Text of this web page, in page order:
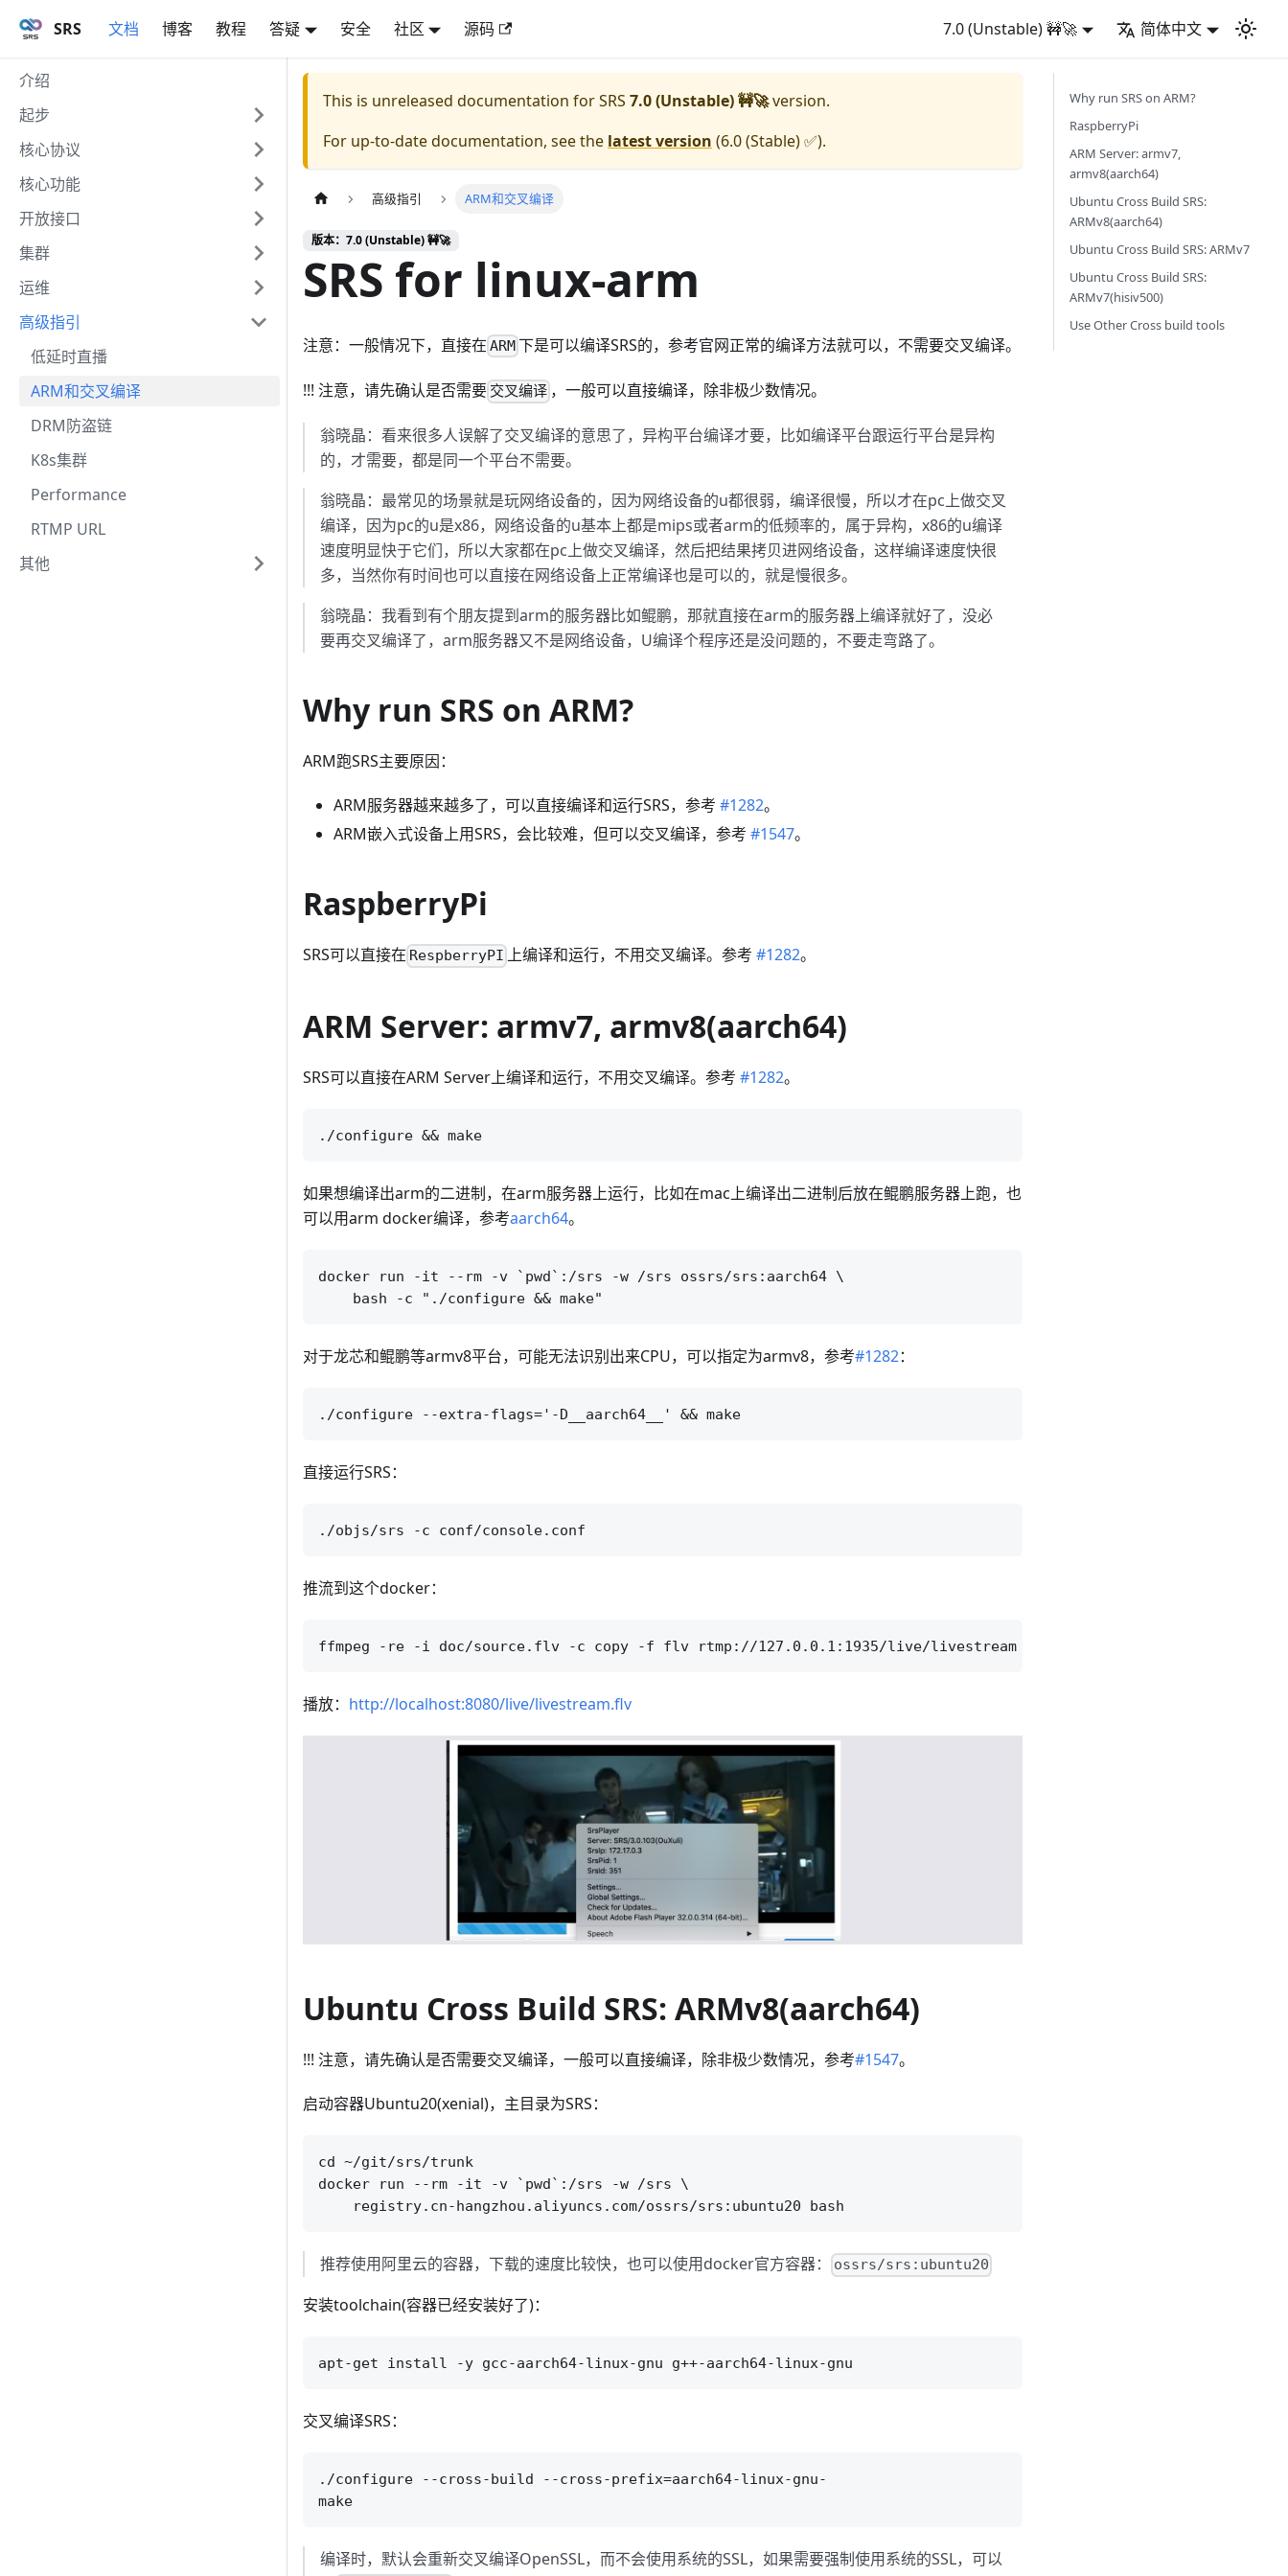
SRS 文档 博客 教程 答疑 安全 社区 源码 7.0 (Unstable) 🚧🚀 简体中文
介绍
起步
核心协议
核心功能
开放接口
集群
运维
高级指引
低延时直播
ARM和交叉编译
DRM防盗链
K8s集群
Performance
RTMP URL
其他
This is unreleased documentation forSRS 7.0 (Unstable) 🚧🚀version.
For up-to-date documentation, see the latest version (6.0 (Stable) ✅).
高级指引 ARM和交叉编译
版本：7.0 (Unstable) 🚧🚀
SRS for linux-arm
注意：一般情况下，直接在 ARM下是可以编译SRS的，参考官网正常的编译方法就可以，不需要交叉编译。
!!! 注意，请先确认是否需要 交叉编译 ，一般可以直接编译，除非极少数情况。
翁晓晶：看来很多人误解了交叉编译的意思了，异构平台编译才要，比如编译平台跟运行平台是异构
的，才需要，都是同一个平台不需要。
翁晓晶：最常见的场景就是玩网络设备的，因为网络设备的u都很弱，编译很慢，所以才在pc上做交叉
编译，因为pc的u是x86，网络设备的u基本上都是mips或者arm的低频率的，属于异构，x86的u编译
速度明显快于它们，所以大家都在pc上做交叉编译，然后把结果拷贝进网络设备，这样编译速度快很
多，当然你有时间也可以直接在网络设备上正常编译也是可以的，就是慢很多。
翁晓晶：我看到有个朋友提到arm的服务器比如鲲鹏，那就直接在arm的服务器上编译就好了，没必
要再交叉编译了，arm服务器又不是网络设备，U编译个程序还是没问题的，不要走弯路了。
Why run SRS on ARM?
ARM跑SRS主要原因：
ARM服务器越来越多了，可以直接编译和运行SRS，参考 #1282。
ARM嵌入式设备上用SRS，会比较难，但可以交叉编译，参考 #1547。
RaspberryPi
SRS可以直接在 RespberryPI 上编译和运行，不用交叉编译。参考#1282。
ARM Server: armv7, armv8(aarch64)
SRS可以直接在ARM Server上编译和运行，不用交叉编译。参考 #1282。
如果想编译出arm的二进制，在arm服务器上运行，比如在mac上编译出二进制后放在鲲鹏服务器上跑，也
可以用arm docker编译，参考aarch64。
docker run -it --rm -v `pwd`:/srs -w /srs ossrs/srs:aarch64 \
对于龙芯和鲲鹏等armv8平台，可能无法识别出来CPU，可以指定为armv8，参考#1282：
直接运行SRS：
推流到这个docker：
播放： http://localhost:8080/live/livestream.flv
Ubuntu Cross Build SRS: ARMv8(aarch64)
!!! 注意，请先确认是否需要交叉编译，一般可以直接编译，除非极少数情况，参考#1547。
启动容器Ubuntu20(xenial)，主目录为SRS：
cd ~/git/srs/trunk
docker run --rm -it -v `pwd`:/srs -w /srs \
推荐使用阿里云的容器，下载的速度比较快，也可以使用docker官方容器： ossrs/srs:ubuntu20
安装toolchain(容器已经安装好了)：
交叉编译SRS：
./configure --cross-build --cross-prefix=aarch64-linux-gnu-
编译时，默认会重新交叉编译OpenSSL，而不会使用系统的SSL，如果需要强制使用系统的SSL，可以
Why run SRS on ARM?
RaspberryPi
ARM Server: armv7,
armv8(aarch64)
Ubuntu Cross Build SRS:
ARMv8(aarch64)
Ubuntu Cross Build SRS: ARMv7
Ubuntu Cross Build SRS:
ARMv7(hisiv500)
Use Other Cross build tools